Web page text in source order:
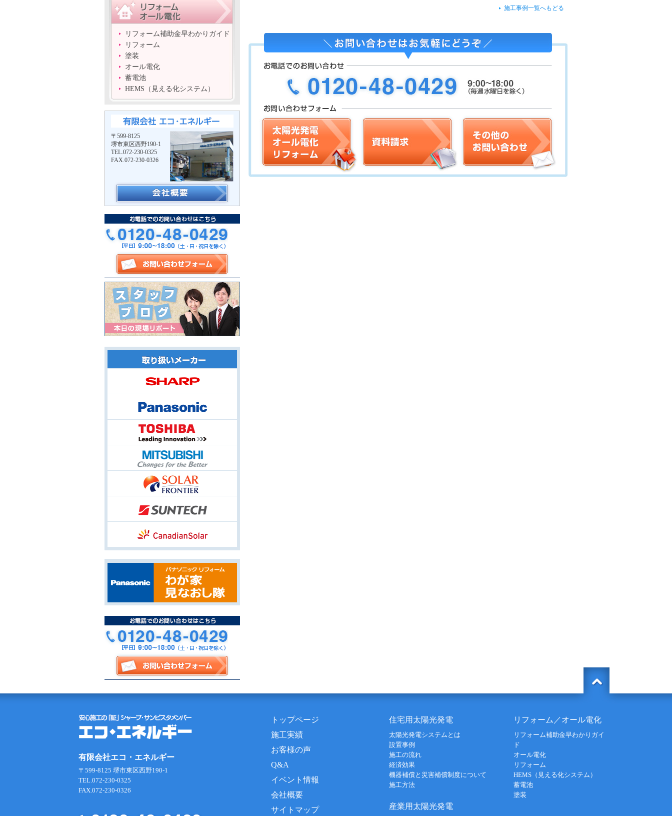
リフォーム補助金早わかりガイド
リフォーム
塗装
オール電化
蓄電池
HEMS（見える化システム）
〒599-8125
堺市東区西野190-1
TEL.072-230-0325
FAX.072-230-0326
施工事例一覧へもどる
有限会社エコ・エネルギー
〒599-8125 堺市東区西野190-1
TEL.072-230-0325
FAX.072-230-0326
トップページ
施工実績
お客様の声
Q&A
イベント情報
会社概要
サイトマップ
住宅用太陽光発電
太陽光発電システムとは
設置事例
施工の流れ
経済効果
機器補償と災害補償制度について
施工方法
産業用太陽光発電
リフォーム／オール電化
リフォーム補助金早わかりガイ
ド
オール電化
リフォーム
HEMS（見える化システム）
蓄電池
塗装